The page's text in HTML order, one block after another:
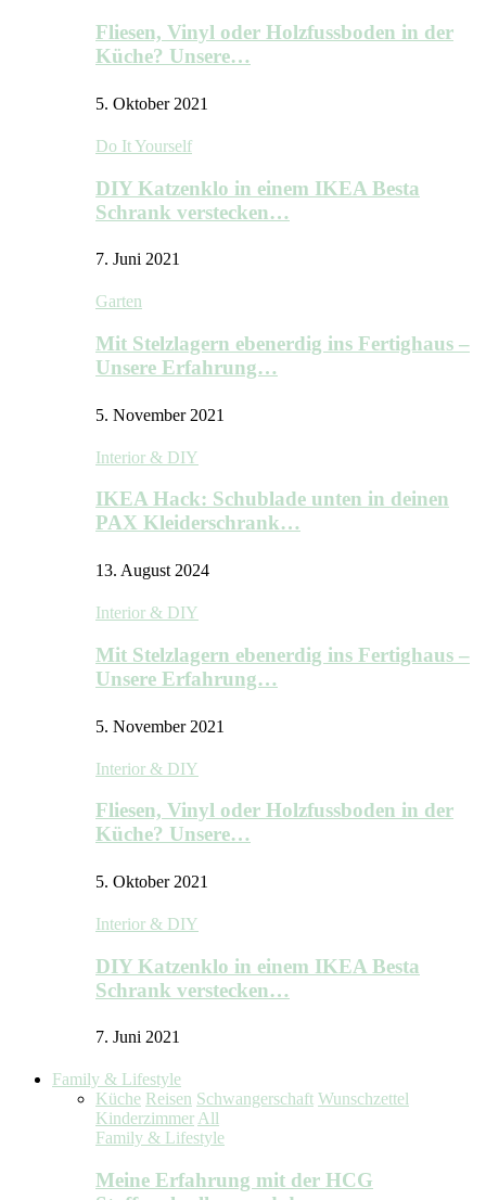
Fliesen, Vinyl oder Holzfussboden in der
Küche? Unsere…
5. Oktober 2021
Do It Yourself
DIY Katzenklo in einem IKEA Besta
Schrank verstecken…
7. Juni 2021
Garten
Mit Stelzlagern ebenerdig ins Fertighaus –
Unsere Erfahrung…
5. November 2021
Interior & DIY
IKEA Hack: Schublade unten in deinen
PAX Kleiderschrank…
13. August 2024
Interior & DIY
Mit Stelzlagern ebenerdig ins Fertighaus –
Unsere Erfahrung…
5. November 2021
Interior & DIY
Fliesen, Vinyl oder Holzfussboden in der
Küche? Unsere…
5. Oktober 2021
Interior & DIY
DIY Katzenklo in einem IKEA Besta
Schrank verstecken…
7. Juni 2021
Family & Lifestyle
Küche Reisen Schwangerschaft Wunschzettel
KinderzimmerAll
Family & Lifestyle
Meine Erfahrung mit der HCG